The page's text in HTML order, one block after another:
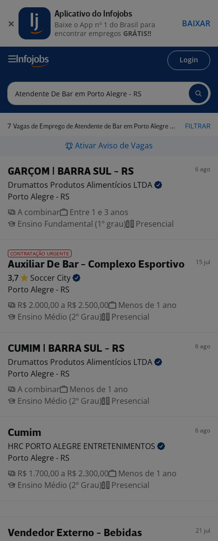
Login
7 Vagas de Emprego de Atendente de Bar em Porto Alegre - RS FILTRAR
Ativar Aviso de Vagas
GARÇOM | BARRA SUL - RS 6 ago
Drumattos Produtos Alimentícios LTDA
Porto Alegre - RS
A combinar
Entre 1 e 3 anos
Ensino Fundamental (1º grau)
Presencial
CONTRATAÇÃO URGENTE
Auxiliar De Bar - Complexo Esportivo 15 jul
3,7 Soccer City
Porto Alegre - RS
R$ 2.000,00 a R$ 2.500,00
Menos de 1 ano
Ensino Médio (2º Grau)
Presencial
CUMIM | BARRA SUL - RS 6 ago
Drumattos Produtos Alimentícios LTDA
Porto Alegre - RS
A combinar
Menos de 1 ano
Ensino Médio (2º Grau)
Presencial
Cumim 6 ago
HRC PORTO ALEGRE ENTRETENIMENTOS
Porto Alegre - RS
R$ 1.700,00 a R$ 2.300,00
Menos de 1 ano
Ensino Médio (2º Grau)
Presencial
Vendedor Externo - Bebidas 21 jul
Aplicativo do Infojobs
Baixe o App nº 1 do Brasil para
encontrar empregos GRÁTIS!!
BAIXAR